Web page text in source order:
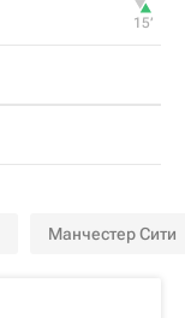
15‎’‎
Манчестер Сити